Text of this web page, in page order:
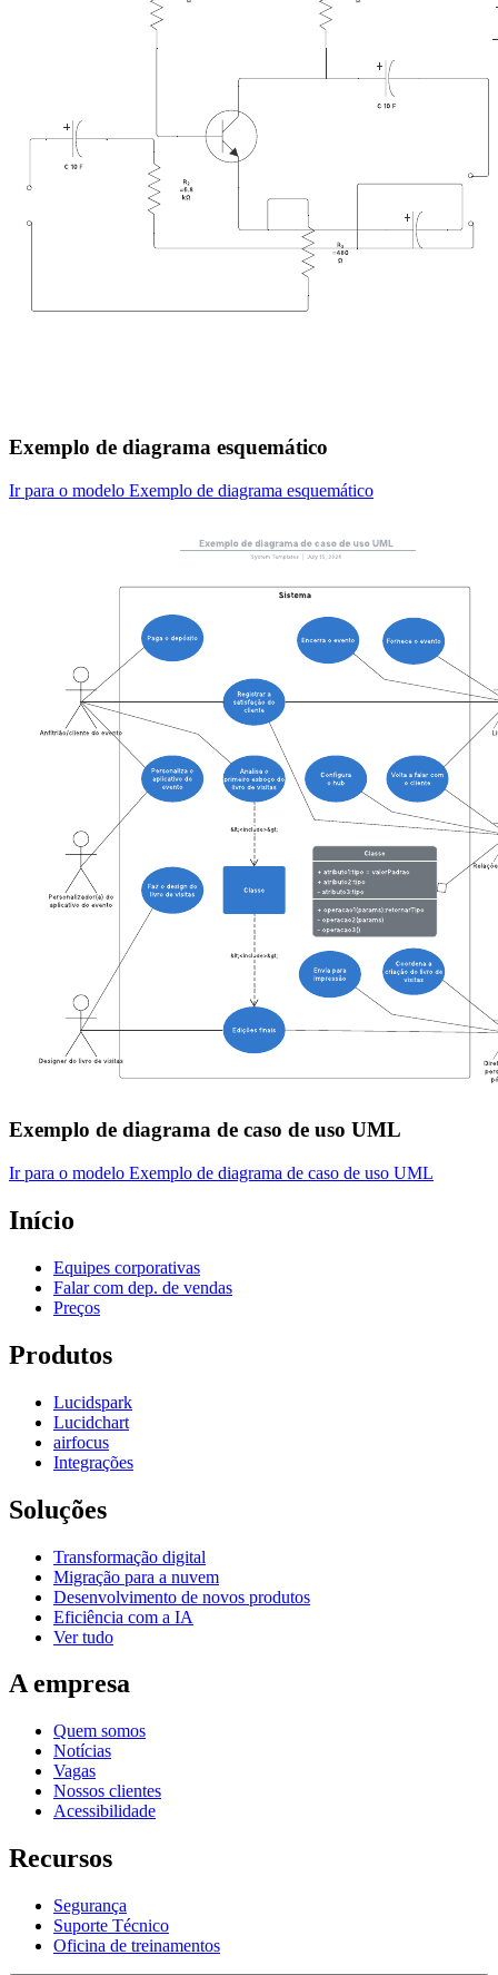
Exemplo de diagrama esquemático
Ir para o modelo Exemplo de diagrama esquemático
Exemplo de diagrama de caso de uso UML
Ir para o modelo Exemplo de diagrama de caso de uso UML
Início
Equipes corporativas
Falar com dep. de vendas
Preços
Produtos
Lucidspark
Lucidchart
airfocus
Integrações
Soluções
Transformação digital
Migração para a nuvem
Desenvolvimento de novos produtos
Eficiência com a IA
Ver tudo
A empresa
Quem somos
Notícias
Vagas
Nossos clientes
Acessibilidade
Recursos
Segurança
Suporte Técnico
Oficina de treinamentos